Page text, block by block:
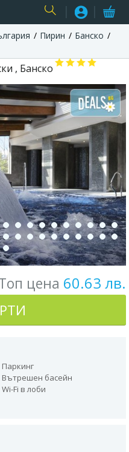
USER
Пирин
Банско
, Банско
цена 60.63 лв.
Паркинг
Вътрешен басейн
Wi-Fi в лоби